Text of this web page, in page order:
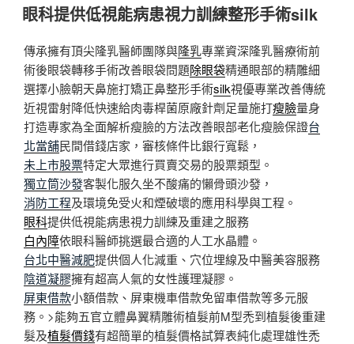
佈
於
眼科提供低視能病患視力訓練整形手術silk
傳承擁有頂尖隆乳醫師團隊與隆乳專業資深隆乳醫療術前
術後眼袋轉移手術改善眼袋問題除眼袋精通眼部的精雕細
選擇小臉朝天鼻施打矯正鼻整形手術silk視優專業改善傳統
近視雷射降低快速給肉毒桿菌原廠針劑足量施打瘦臉量身
打造專家為全面解析瘦臉的方法改善眼部老化瘦臉保證台
北當舖民間借錢店家，審核條件比銀行寬鬆，
未上市股票特定大眾進行買賣交易的股票類型。
獨立筒沙發客製化服久坐不酸痛的懶骨頭沙發，
消防工程及環境免受火和煙破壞的應用科學與工程。
眼科提供低視能病患視力訓練及重建之服務
白內障依眼科醫師挑選最合適的人工水晶體。
台北中醫減肥提供個人化減重、穴位埋線及中醫美容服務
陰道凝膠擁有超高人氣的女性護理凝膠。
屏東借款小額借款、屏東機車借款免留車借款等多元服
務。>能夠五官立體鼻翼精雕術植髮前M型禿到植髮後重建
髮及植髮價錢有超簡單的植髮價格試算表純化處理雄性禿